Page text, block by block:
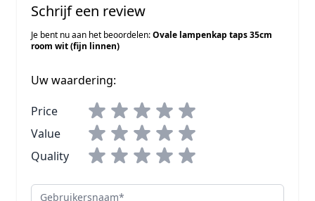
Schrijf een review
Je bent nu aan het beoordelen:Ovale lampenkap taps 35cm
room wit (fijn linnen)
Uw waardering:
Price
Value
Quality
Gebruikersnaam